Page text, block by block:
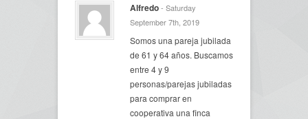
Alfredo- Saturday
September 7th, 2019
Somos una pareja jubilada
de 61 y 64 años. Buscamos
entre 4 y 9
personas/parejas jubiladas
para comprar en
cooperativa una finca